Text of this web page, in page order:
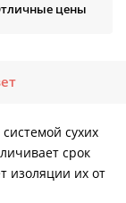
цены
сухих
срок
изоляции их от